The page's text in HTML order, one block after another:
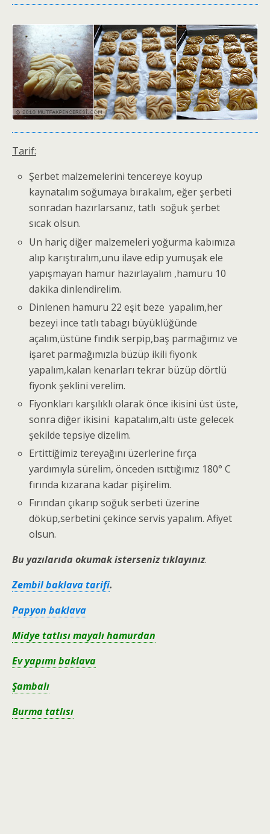
Tarif:
Şerbet malzemelerini tencereye koyup
kaynatalım soğumaya bırakalım, eğer şerbeti
sonradan hazırlarsanız, tatlı soğuk şerbet
sıcak olsun.
Un hariç diğer malzemeleri yoğurma kabımıza
alıp karıştıralım,unu ilave edip yumuşak ele
yapışmayan hamur hazırlayalım ,hamuru 10
dakika dinlendirelim.
Dinlenen hamuru 22 eşit beze yapalım,her
bezeyi ince tatlı tabagı büyüklüğünde
açalım,üstüne fındık serpip,baş parmağımız ve
işaret parmağımızla büzüp ikili fiyonk
yapalım,kalan kenarları tekrar büzüp dörtlü
fiyonk şeklini verelim.
Fiyonkları karşılıklı olarak önce ikisini üst üste,
sonra diğer ikisini kapatalım,altı üste gelecek
şekilde tepsiye dizelim.
Ertittiğimiz tereyağını üzerlerine fırça
yardımıyla sürelim, önceden ısıttığımız 180° C
fırında kızarana kadar pişirelim.
Fırından çıkarıp soğuk serbeti üzerine
döküp,serbetini çekince servis yapalım. Afiyet
olsun.
Bu yazılarıda okumak isterseniz tıklayınız.
Zembil baklava tarifi.
Papyon baklava
Midye tatlısı mayalı hamurdan
Ev yapımı baklava
Şambalı
Burma tatlısı